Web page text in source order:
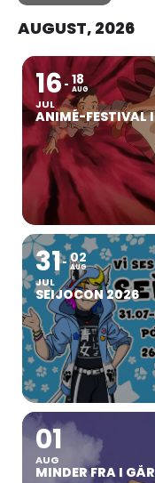
AUGUST, 2026
16
JUL
18
AUG
ANIMÉ-FESTIVAL
31
JUL
02
AUG
SEIJOCON 2026
01
AUG
MINDER FRA I